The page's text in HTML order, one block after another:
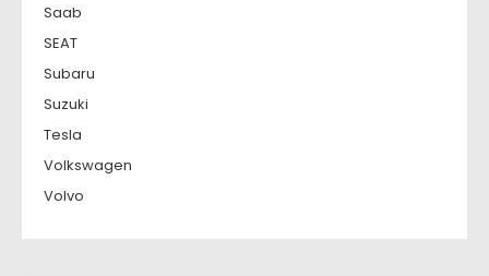
Saab
SEAT
Subaru
Suzuki
Tesla
Volkswagen
Volvo